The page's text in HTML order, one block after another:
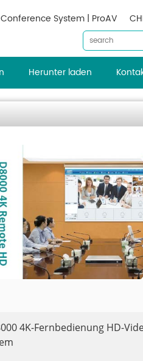
Conference System | ProAV
Herunter laden
4K-Fernbedienung HD-